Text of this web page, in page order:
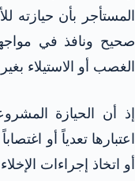
المستأجر بأن حيازته
صحيح ونافذ في
الغصب أو الاستيلاء
إذ أن الحيازة
اعتبارها تعدياً أو
أو اتخاذ إجراءات